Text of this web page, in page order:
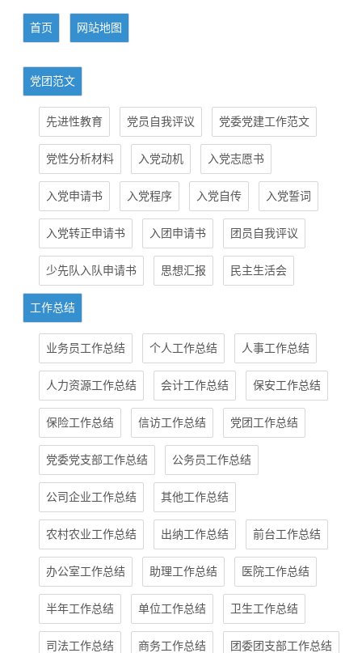
首页 网站地图
党团范文
先进性教育 党员自我评议 党委党建工作范文
党性分析材料 入党动机 入党志愿书
入党申请书 入党程序 入党自传 入党誓词
入党转正申请书 入团申请书 团员自我评议
少先队入队申请书 思想汇报 民主生活会
工作总结
业务员工作总结 个人工作总结 人事工作总结
人力资源工作总结 会计工作总结 保安工作总结
保险工作总结 信访工作总结 党团工作总结
党委党支部工作总结 公务员工作总结
公司企业工作总结 其他工作总结
农村农业工作总结 出纳工作总结 前台工作总结
办公室工作总结 助理工作总结 医院工作总结
半年工作总结 单位工作总结 卫生工作总结
司法工作总结 商务工作总结 团委团支部工作总结